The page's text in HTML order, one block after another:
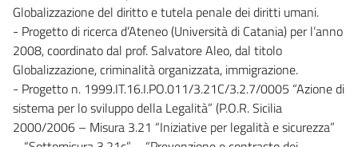
Globalizzazione del diritto e tutela penale dei diritti umani.
- Progetto di ricerca d’Ateneo (Università di Catania) per l’anno
2008, coordinato dal prof. Salvatore Aleo, dal titolo
Globalizzazione, criminalità organizzata, immigrazione.
- Progetto n. 1999.IT.16.I.PO.011/3.21C/3.2.7/0005 “Azione di
sistema per lo sviluppo della Legalità” (P.O.R. Sicilia
2000/2006 – Misura 3.21 “Iniziative per legalità e sicurezza”